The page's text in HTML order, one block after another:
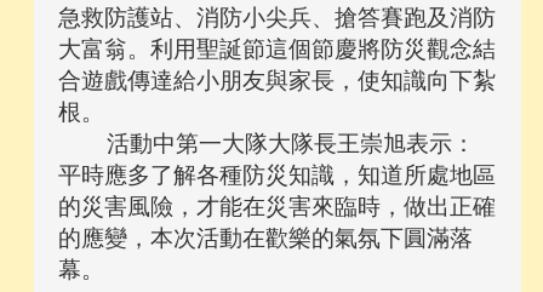
急救防護站、消防小尖兵、搶答賽跑及消防
大富翁。利用聖誕節這個節慶將防災觀念結
合遊戲傳達給小朋友與家長，使知識向下紮
根。
活動中第一大隊大隊長王崇旭表示：
平時應多了解各種防災知識，知道所處地區
的災害風險，才能在災害來臨時，做出正確
的應變，本次活動在歡樂的氣氛下圓滿落
幕。